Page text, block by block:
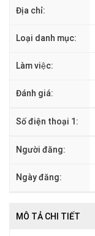
Địa chỉ:
Loại danh mục:
Làm việc:
Đánh giá:
Số điện thoại 1:
Người đăng:
Ngày đăng:
MÔ TẢ CHI TIẾT